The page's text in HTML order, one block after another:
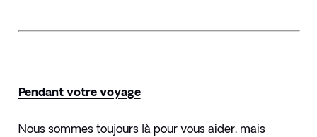
Pendant votre voyage
Nous sommes toujours là pour vous aider, mais